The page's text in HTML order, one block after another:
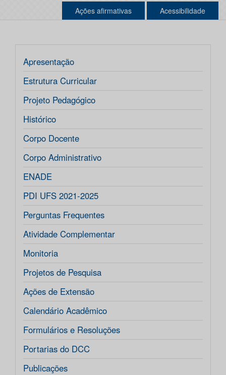
Ações afirmativas Acessibilidade
Apresentação
Estrutura Curricular
Projeto Pedagógico
Histórico
Corpo Docente
Corpo Administrativo
ENADE
PDI UFS 2021-2025
Perguntas Frequentes
Atividade Complementar
Monitoria
Projetos de Pesquisa
Ações de Extensão
Calendário Acadêmico
Formulários e Resoluções
Portarias do DCC
Publicações